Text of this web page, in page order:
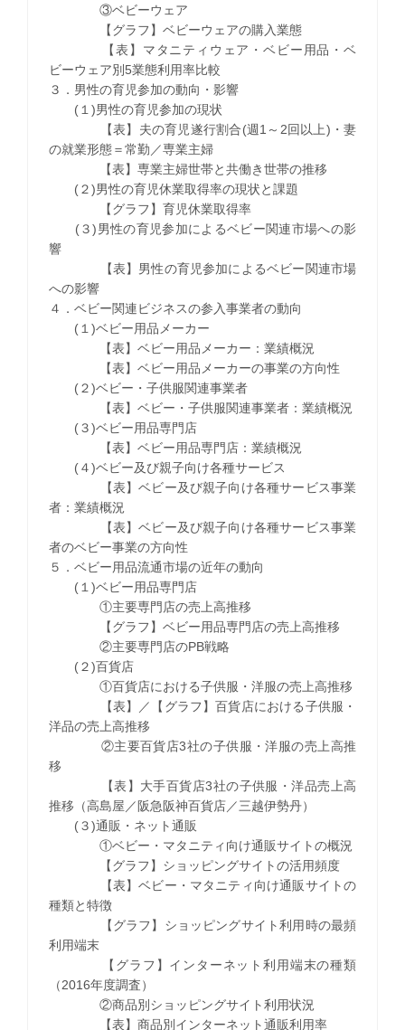
③ベビーウェア
【グラフ】ベビーウェアの購入業態
【表】マタニティウェア・ベビー用品・ベ
ビーウェア別5業態利用率比較
３．男性の育児参加の動向・影響
(１)男性の育児参加の現状
【表】夫の育児遂行割合(週1～2回以上)・妻
の就業形態＝常勤／専業主婦
【表】専業主婦世帯と共働き世帯の推移
(２)男性の育児休業取得率の現状と課題
【グラフ】育児休業取得率
(３)男性の育児参加によるベビー関連市場への影
響
【表】男性の育児参加によるベビー関連市場
への影響
４．ベビー関連ビジネスの参入事業者の動向
(１)ベビー用品メーカー
【表】ベビー用品メーカー：業績概況
【表】ベビー用品メーカーの事業の方向性
(２)ベビー・子供服関連事業者
【表】ベビー・子供服関連事業者：業績概況
(３)ベビー用品専門店
【表】ベビー用品専門店：業績概況
(４)ベビー及び親子向け各種サービス
【表】ベビー及び親子向け各種サービス事業
者：業績概況
【表】ベビー及び親子向け各種サービス事業
者のベビー事業の方向性
５．ベビー用品流通市場の近年の動向
(１)ベビー用品専門店
①主要専門店の売上高推移
【グラフ】ベビー用品専門店の売上高推移
②主要専門店のPB戦略
(２)百貨店
①百貨店における子供服・洋服の売上高推移
【表】／【グラフ】百貨店における子供服・
洋品の売上高推移
②主要百貨店3社の子供服・洋服の売上高推
移
【表】大手百貨店3社の子供服・洋品売上高
推移（高島屋／阪急阪神百貨店／三越伊勢丹）
(３)通販・ネット通販
①ベビー・マタニティ向け通販サイトの概況
【グラフ】ショッピングサイトの活用頻度
【表】ベビー・マタニティ向け通販サイトの
種類と特徴
【グラフ】ショッピングサイト利用時の最頻
利用端末
【グラフ】インターネット利用端末の種類
（2016年度調査）
②商品別ショッピングサイト利用状況
【表】商品別インターネット通販利用率